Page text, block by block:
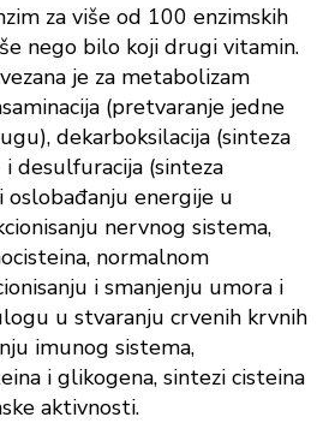
za više od 100 enzimskih
nego bilo koji drugi vitamin.
je za metabolizam
(pretvaranje jedne
dekarboksilacija (sinteza
desulfuracija (sinteza
oslobađanju energije u
nervnog sistema,
normalnom
i smanjenju umora i
u stvaranju crvenih krvnih
imunog sistema,
i glikogena, sintezi cisteina
aktivnosti.